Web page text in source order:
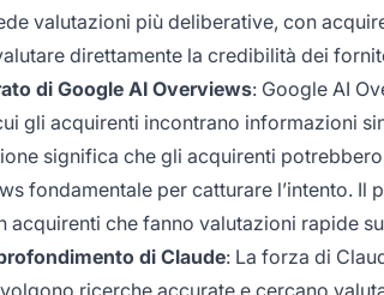
valutazioni più deliberative, con
direttamente la credibilità dei
di Google AI Overviews: Google AI
gli acquirenti incontrano informazioni
significa che gli acquirenti
fondamentale per catturare l’intento.
acquirenti che fanno valutazioni rapide
di Claude: La forza di
ricerche accurate e cercano